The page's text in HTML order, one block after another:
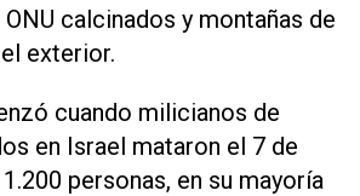
calcinados y montañas de
exterior.
cuando milicianos de
en Israel mataron el 7 de
personas, en su mayoría